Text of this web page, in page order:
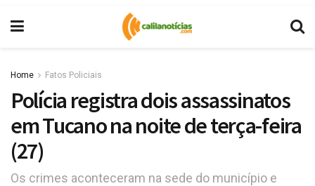
Home Fatos Policiais
Polícia registra dois assassinatos
em Tucano na noite de terça-feira
(27)
Os crimes aconteceram na sede do município e